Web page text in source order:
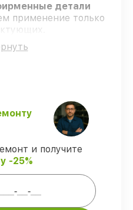
детали
применение только
инженеры
обучение, что
– ремонт моноблока
без
– все
и комплектующие
гарантией.
и получите
-25%